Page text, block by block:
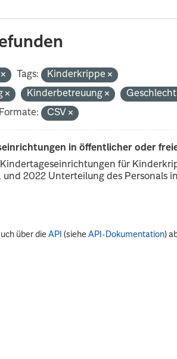
Tags:
Kinderkrippe
Kinderbetreuung
Formate: CSV
in öffentlicher oder
für
und 2022 Unterteilung des Personals
über dieAPI (sieheAPI-Dokumentation)